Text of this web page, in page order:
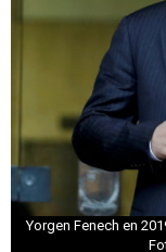
Yorgen Fenech en